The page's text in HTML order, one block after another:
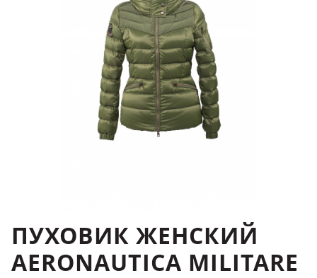
ПУХОВИК ЖЕНСКИЙ
AERONAUTICA MILITARE